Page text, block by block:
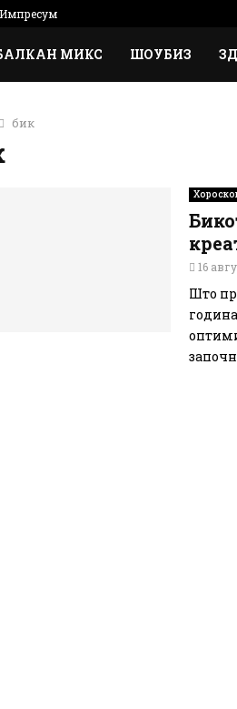
Импресум
МИКС ШОУБИЗ
бик
16
Што